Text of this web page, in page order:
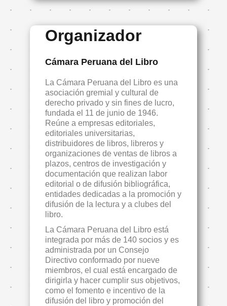
Organizador
Cámara Peruana del Libro
La Cámara Peruana del Libro es una
asociación gremial y cultural de
derecho privado y sin fines de lucro,
fundada el 11 de junio de 1946.
Reúne a empresas editoriales,
editoriales universitarias,
distribuidores de libros, libreros y
organizaciones de ventas de libros a
plazos, centros de investigación y
documentación que realizan labor
editorial o de difusión bibliográfica,
entidades dedicadas a la promoción y
difusión de la lectura y a clubes del
libro.
La Cámara Peruana del Libro está
integrada por más de 140 socios y es
administrada por un Consejo
Directivo conformado por nueve
miembros, el cual está encargado de
dirigirla y hacer cumplir sus objetivos,
como el fomento e incentivo de la
difusión del libro y promoción del